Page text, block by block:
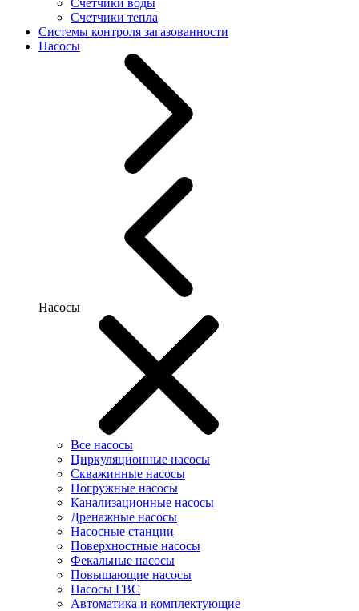
Счетчики воды
Счетчики тепла
Системы контроля загазованности
Насосы
Насосы
Все насосы
Циркуляционные насосы
Скважинные насосы
Погружные насосы
Канализационные насосы
Дренажные насосы
Насосные станции
Поверхностные насосы
Фекальные насосы
Повышающие насосы
Насосы ГВС
Автоматика и комплектующие